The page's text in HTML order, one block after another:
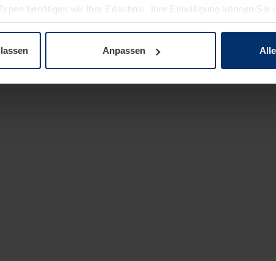
benötigen wir Ihre Erlaubnis. Ihre Einwilligung können Sie
unserer Website ändern oder widerrufen.
Anpassen